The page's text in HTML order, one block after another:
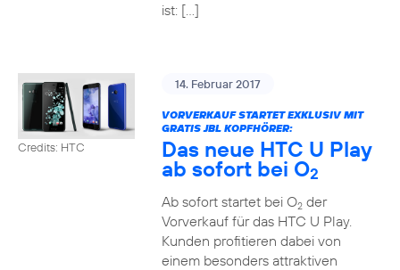
ist: […]
Credits: HTC
14. Februar 2017
VORVERKAUF STARTET EXKLUSIV MIT
GRATIS JBL KOPFHÖRER:
Das neue HTC U Play
ab sofort bei O2
Ab sofort startet bei O2der
Vorverkauf für das HTC U Play.
Kunden profitieren dabei von
einem besonders attraktiven